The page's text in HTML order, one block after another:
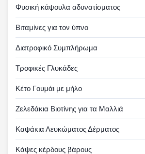
Φυσική κάψουλα αδυνατίσματος
Βιταμίνες για τον ύπνο
Διατροφικό Συμπλήρωμα
Τροφικές Γλυκάδες
Κέτο Γουμάι με μήλο
Ζελεδάκια Βιοτίνης για τα Μαλλιά
Καψάκια Λευκώματος Δέρματος
Κάψες κέρδους βάρους